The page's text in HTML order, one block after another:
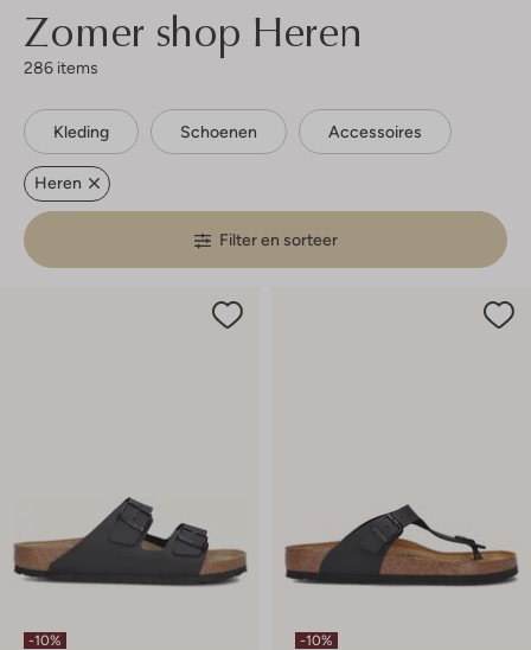
Zomer shop Heren
286 items
Kleding Schoenen Accessoires
Heren
Filter en sorteer
-10% -10%